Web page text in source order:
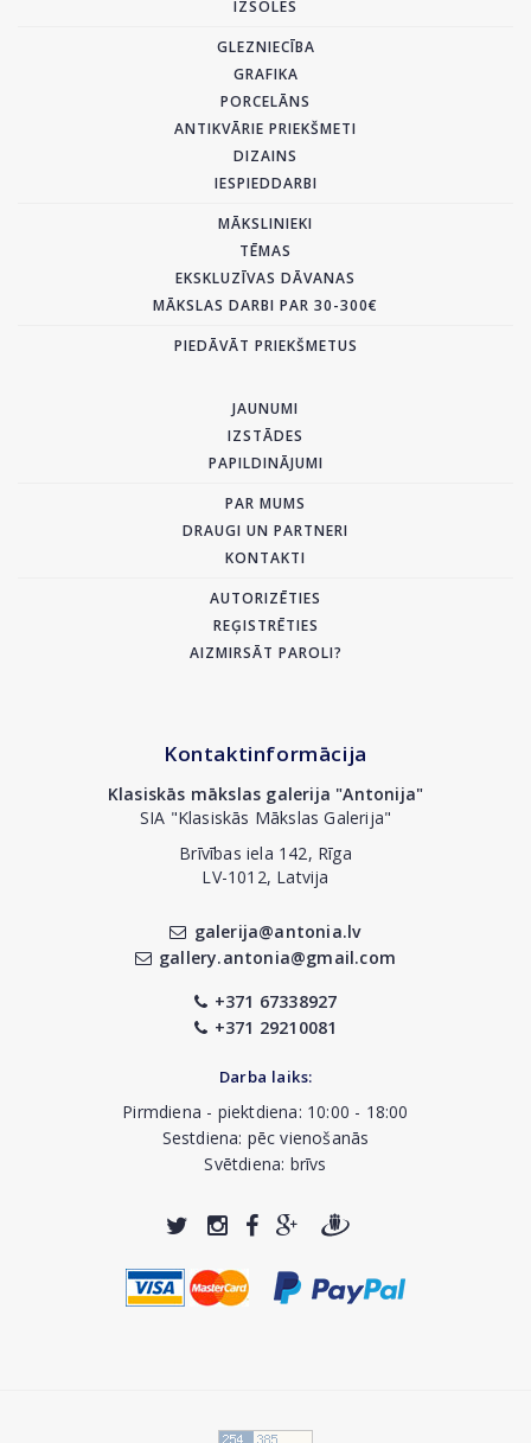
IZSOLES
GLEZNIECĪBA
GRAFIKA
PORCELĀNS
ANTIKVĀRIE PRIEKŠMETI
DIZAINS
IESPIEDDARBI
MĀKSLINIEKI
TĒMAS
EKSKLUZĪVAS DĀVANAS
MĀKSLAS DARBI PAR 30-300€
PIEDĀVĀT PRIEKŠMETUS
JAUNUMI
IZSTĀDES
PAPILDINĀJUMI
PAR MUMS
DRAUGI UN PARTNERI
KONTAKTI
AUTORIZĒTIES
REĢISTRĒTIES
AIZMIRSĀT PAROLI?
Kontaktinformācija
Klasiskās mākslas galerija "Antonija"
SIA "Klasiskās Mākslas Galerija"
Brīvības iela 142, Rīga
LV-1012, Latvija
galerija@antonia.lv
gallery.antonia@gmail.com
+371 67338927
+371 29210081
Darba laiks:
Pirmdiena - piektdiena: 10:00 - 18:00
Sestdiena: pēc vienošanās
Svētdiena: brīvs